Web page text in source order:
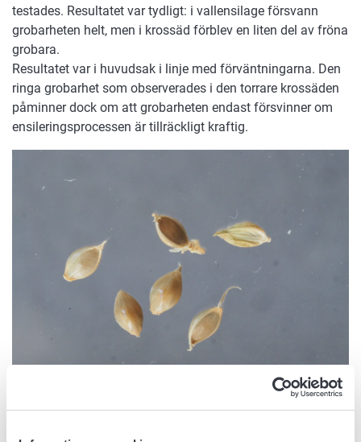
testades. Resultatet var tydligt: i vallensilage försvann
grobarheten helt, men i krossäd förblev en liten del av fröna
grobara.
Resultatet var i huvudsak i linje med förväntningarna. Den
ringa grobarhet som observerades i den torrare krossäden
påminner dock om att grobarheten endast försvinner om
ensileringsprocessen är tillräckligt kraftig.